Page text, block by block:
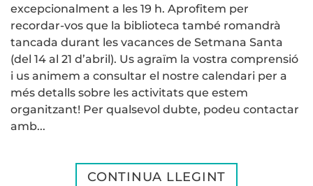
excepcionalment a les 19 h. Aprofitem per
recordar-vos que la biblioteca també romandrà
tancada durant les vacances de Setmana Santa
(del 14 al 21 d’abril). Us agraïm la vostra comprensió
i us animem a consultar el nostre calendari per a
més detalls sobre les activitats que estem
organitzant! Per qualsevol dubte, podeu contactar
amb...
CONTINUA LLEGINT